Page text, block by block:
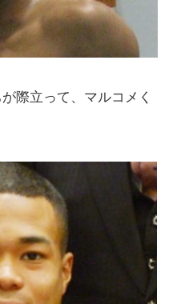
際立って、マルコメく